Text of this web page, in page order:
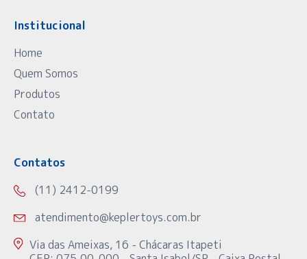
Institucional
Home
Quem Somos
Produtos
Contato
Contatos
(11) 2412-0199
atendimento@keplertoys.com.br
Via das Ameixas, 16 - Chácaras Itapeti